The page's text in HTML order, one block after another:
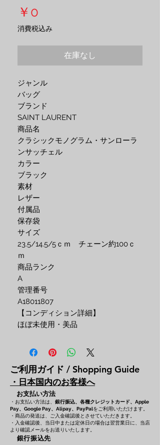
￥0
格
消費税込み
在庫なし
ジャンル
バッグ
ブランド
SAINT LAURENT
商品名
クラシックモノグラム・サンローラ
ンサッチェル
カラー
ブラック
素材
レザー
付属品
保存袋
サイズ
23.5/14.5/5ｃｍ チェーン約100ｃ
ｍ
商品ランク
A
管理番号
A18011807
【コンディション詳細】
ほぼ未使用・美品
ご利用ガイド / Shopping Guide
・日本国内のお客様へ
お支払い方法
・お支払い方法は、 銀行振込、各種クレジットカード、 Apple
Pay、Google Pay、Alipay、PayPalをご利用いただけます。
・商品の発送は、ご入金確認後とさせていただきます。
・入金確認後、当日中または定休日の場合は翌営業日に、当店
より確認メールをお送りいたします。
銀行振込先